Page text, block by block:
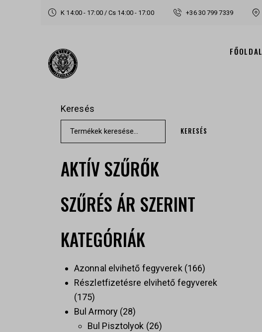
K 14:00 - 17:00 / Cs 14:00 - 17:00 +36 30 799 7339
FŐOLDAL
Keresés
KERESÉS
AKTÍV SZŰRŐK
SZŰRÉS ÁR SZERINT
KATEGÓRIÁK
Azonnal elvihető fegyverek 166
Részletfizetésre elvihető fegyverek
175
Bul Armory 28
Bul Pisztolyok 26